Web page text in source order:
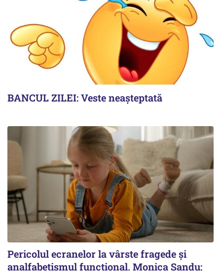
BANCUL ZILEI: Veste neașteptată
Pericolul ecranelor la vârste fragede și
analfabetismul funcțional. Monica Sandu: